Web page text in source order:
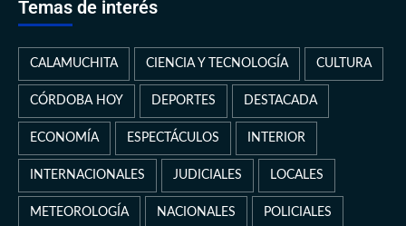
Temas de interés
CALAMUCHITA CIENCIA Y TECNOLOGÍA CULTURA
CÓRDOBA HOY DEPORTES DESTACADA
ECONOMÍA ESPECTÁCULOS INTERIOR
INTERNACIONALES JUDICIALES LOCALES
METEOROLOGÍA NACIONALES POLICIALES